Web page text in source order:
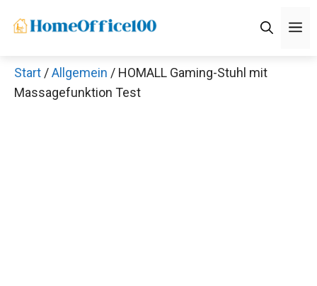
Inhalt
Start /Allgemein / HOMALL Gaming-Stuhl mit
Massagefunktion Test